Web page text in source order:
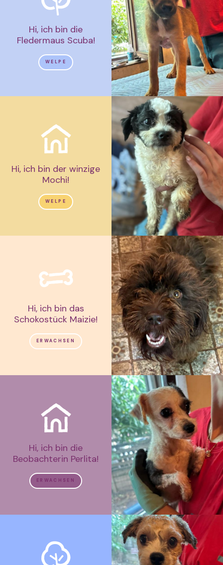
Hi, ich bin die
Fledermaus Scuba!
WELPE
Hi, ich bin der winzige
Mochi!
WELPE
Hi, ich bin das
Schokostück Maizie!
ERWACHSEN
Hi, ich bin die
Beobachterin Perlita!
ERWACHSEN